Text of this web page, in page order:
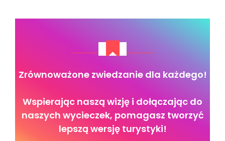
Zrównoważone zwiedzanie dla każdego!
Wspierając naszą wizję i dołączając do
naszych wycieczek, pomagasz tworzyć
lepszą wersję turystyki!